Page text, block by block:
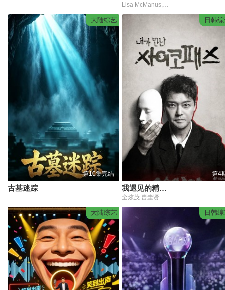
大陆综艺
第10集完结
古墓迷踪
日韩
第4
我遇见的精神病态者
大陆综艺 日韩